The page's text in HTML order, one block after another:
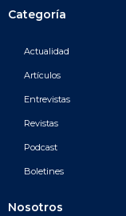
Categoría
Actualidad
Artículos
Entrevistas
Revistas
Podcast
Boletines
Nosotros